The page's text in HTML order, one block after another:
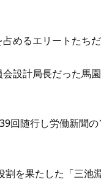
めるエリートたちだ
設計局長だった馬
回随行し労働新聞
を果たした「三池